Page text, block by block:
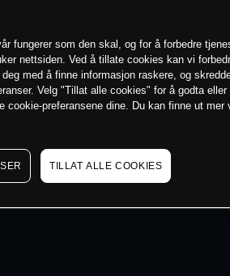
fungerer som den skal, og for å forbedre
nettsiden. Ved å tillate cookies kan vi
med å finne informasjon raskere, og
Velg "Tillat alle cookies" for å godta eller
cookie-preferansene dine. Du kan finne ut mer
TILLAT ALLE COOKIES